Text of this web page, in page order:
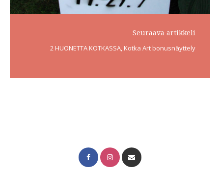
Seuraava artikkeli
2 HUONETTA KOTKASSA, Kotka Art bonusnäyttely